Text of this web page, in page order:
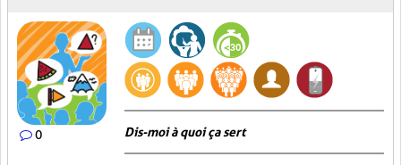
0 Dis-moi à quoi ça sert